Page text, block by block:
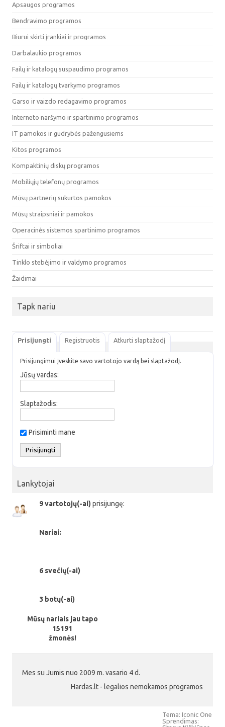
Apsaugos programos
Bendravimo programos
Biurui skirti įrankiai ir programos
Darbalaukio programos
Failų ir katalogų suspaudimo programos
Failų ir katalogų tvarkymo programos
Garso ir vaizdo redagavimo programos
Interneto naršymo ir spartinimo programos
IT pamokos ir gudrybės pažengusiems
Kitos programos
Kompaktinių diskų programos
Mobiliųjų telefonų programos
Mūsų partnerių sukurtos pamokos
Mūsų straipsniai ir pamokos
Operacinės sistemos spartinimo programos
Šriftai ir simboliai
Tinklo stebėjimo ir valdymo programos
Žaidimai
Tapk nariu
Prisijungti Registruotis Atkurti slaptažodį
Prisijungimui įveskite savo vartotojo vardą bei slaptažodį.
Jūsų vardas:
Slaptažodis:
Prisiminti mane
Lankytojai
9 vartotojų(-ai) prisijungę:
Nariai:
6 svečių(-ai)
3 botų(-ai)
Mūsų nariais jau tapo
15191
žmonės!
Mes su Jumis nuo 2009 m. vasario 4 d.
Hardas.lt - legalios nemokamos programos
Tema: Iconic One
Sprendimas: